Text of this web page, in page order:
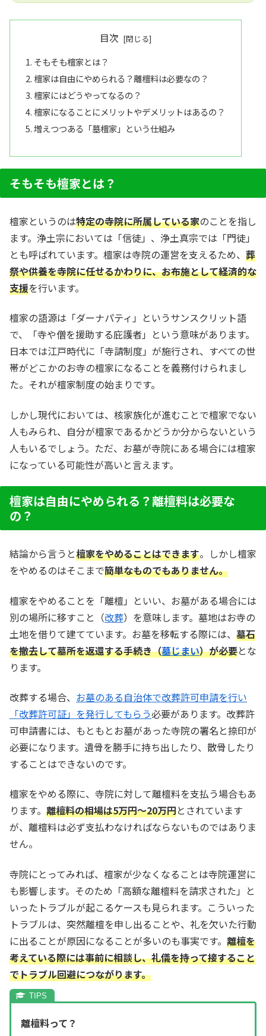
目次
そもそも檀家とは？
檀家は自由にやめられる？離檀料は必要なの？
檀家にはどうやってなるの？
檀家になることにメリットやデメリットはあるの？
増えつつある「墓檀家」という仕組み
そもそも檀家とは？
檀家というのは特定の寺院に所属している家のことを指し
ます。浄土宗においては「信徒」、浄土真宗では「門徒」
とも呼ばれています。檀家は寺院の運営を支えるため、 葬
祭や供養を寺院に任せるかわりに、お布施として経済的な
支援を行います。
檀家の語源は「ダーナパティ」というサンスクリット語
で、「寺や僧を援助する庇護者」という意味があります。
日本では江戸時代に「寺請制度」が施行され、すべての世
帯がどこかのお寺の檀家になることを義務付けられまし
た。それが檀家制度の始まりです。
しかし現代においては、核家族化が進むことで檀家でない
人もみられ、自分が檀家であるかどうか分からないという
人もいるでしょう。ただ、お墓が寺院にある場合には檀家
になっている可能性が高いと言えます。
檀家は自由にやめられる？離檀料は必要な
の？
結論から言うと檀家をやめることはできます。しかし檀家
をやめるのはそこまで簡単なものでもありません。
檀家をやめることを「離檀」といい、お墓がある場合には
別の場所に移すこと（改葬）を意味します。墓地はお寺の
土地を借りて建てています。お墓を移転する際には、 墓石
を撤去して墓所を返還する手続き（墓じまい）が必要とな
ります。
改葬する場合、 お墓のある自治体で改葬許可申請を行い
「改葬許可証」を発行してもらう必要があります。改葬許
可申請書には、もともとお墓があった寺院の署名と捺印が
必要になります。遺骨を勝手に持ち出したり、散骨したり
することはできないのです。
檀家をやめる際に、寺院に対して離檀料を支払う場合もあ
ります。 離檀料の相場は5万円～20万円とされています
が、離檀料は必ず支払わなければならないものではありま
せん。
寺院にとってみれば、檀家が少なくなることは寺院運営に
も影響します。そのため「高額な離檀料を請求された」と
いったトラブルが起こるケースも見られます。こういった
トラブルは、突然離檀を申し出ることや、礼を欠いた行動
に出ることが原因になることが多いのも事実です。 離檀を
考えている際には事前に相談し、礼儀を持って接すること
でトラブル回避につながります。
離檀料って？